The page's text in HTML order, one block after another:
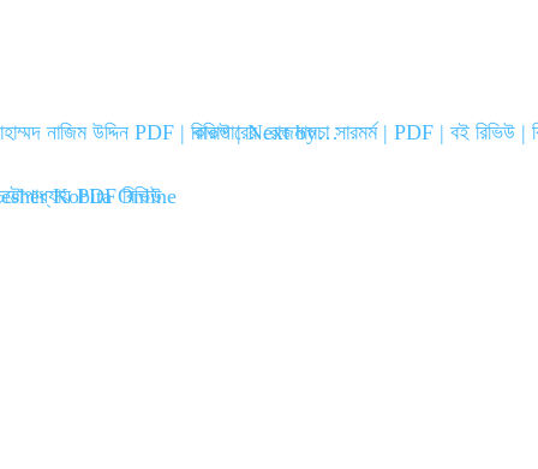
নাজিম উদ্দিন PDF | রিভিউ | Next by…
কারাগারের রোজনামচা সারমর্ম | PDF | বই রিভিউ